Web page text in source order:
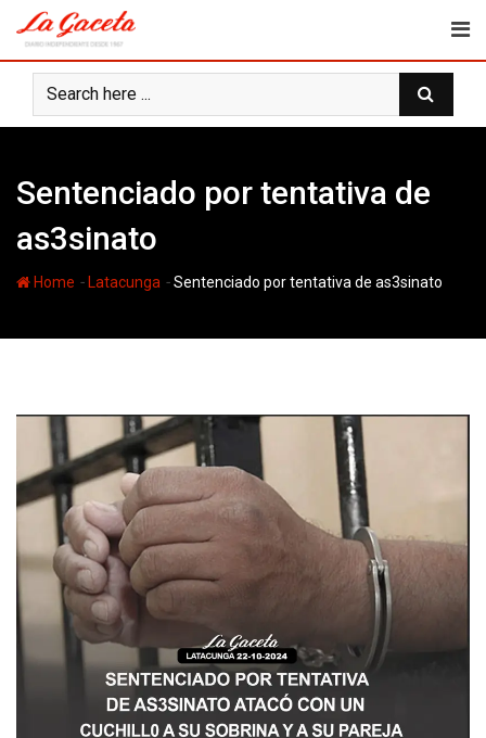
content
Sentenciado por tentativa de
as3sinato
Home - Latacunga -Sentenciado por tentativa de as3sinato